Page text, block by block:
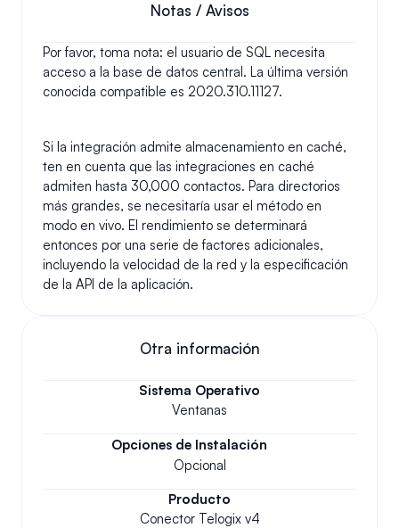
Notas / Avisos
Por favor, toma nota: el usuario de SQL necesita
acceso a la base de datos central. La última versión
conocida compatible es 2020.310.11127.
Si la integración admite almacenamiento en caché,
ten en cuenta que las integraciones en caché
admiten hasta 30,000 contactos. Para directorios
más grandes, se necesitaría usar el método en
modo en vivo. El rendimiento se determinará
entonces por una serie de factores adicionales,
incluyendo la velocidad de la red y la especificación
de la API de la aplicación.
Otra información
Sistema Operativo
Ventanas
Opciones de Instalación
Opcional
Producto
Conector Telogix v4